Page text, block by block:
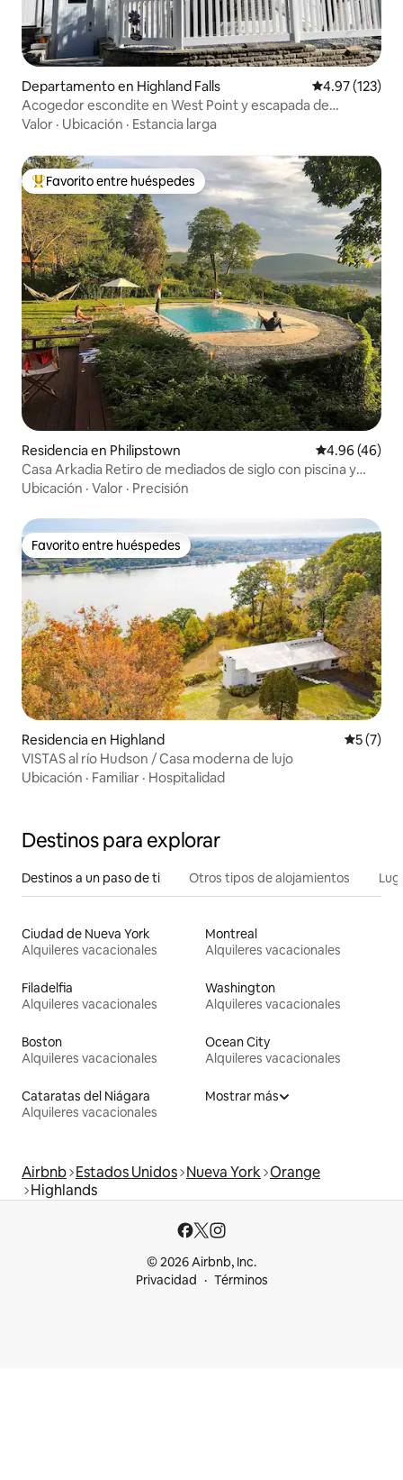
Departamento en Highland Falls Calificación
4.97 (123)
Acogedor escondite en West Point y escapada de
cadetes
Valor · Ubicación · Estancia larga
De los mejores en Favorito entre huéspedes
Favorito entre huéspedes
Residencia en Philipstown Calificación
4.96 (46)
Casa Arkadia Retiro de mediados de siglo con piscina y
vistas
Ubicación · Valor · Precisión
Favorito entre huéspedes
Favorito entre huéspedes
Residencia en Highland
5 (7)
VISTAS al río Hudson / Casa moderna de lujo
Ubicación · Familiar · Hospitalidad
Destinos para explorar
Destinos a un paso de ti Otros tipos de alojamientos
Ciudad de Nueva York
Alquileres vacacionales
Montreal
Alquileres vacacionales
Filadelfia
Alquileres vacacionales
Washington
Alquileres vacacionales
Boston
Alquileres vacacionales
Ocean City
Alquileres vacacionales
Cataratas del Niágara
Alquileres vacacionales
Mostrar más
Airbnb Estados Unidos Nueva York Orange
Highlands
© 2026 Airbnb, Inc.
Privacidad
Términos